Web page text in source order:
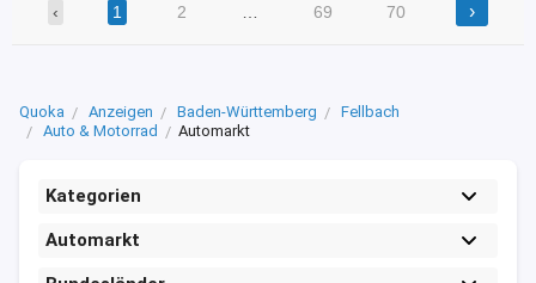
‹ 1 2 69 70 ›
Quoka Anzeigen Baden-Württemberg
Fellbach
Auto & Motorrad
Automarkt
Kategorien
Automarkt